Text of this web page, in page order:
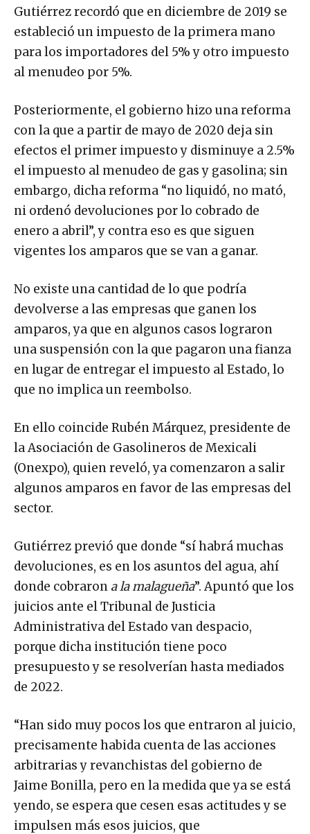
Gutiérrez recordó que en diciembre de 2019 se
estableció un impuesto de la primera mano
para los importadores del 5% y otro impuesto
al menudeo por 5%.
Posteriormente, el gobierno hizo una reforma
con la que a partir de mayo de 2020 deja sin
efectos el primer impuesto y disminuye a 2.5%
el impuesto al menudeo de gas y gasolina; sin
embargo, dicha reforma “no liquidó, no mató,
ni ordenó devoluciones por lo cobrado de
enero a abril”, y contra eso es que siguen
vigentes los amparos que se van a ganar.
No existe una cantidad de lo que podría
devolverse a las empresas que ganen los
amparos, ya que en algunos casos lograron
una suspensión con la que pagaron una fianza
en lugar de entregar el impuesto al Estado, lo
que no implica un reembolso.
En ello coincide Rubén Márquez, presidente de
la Asociación de Gasolineros de Mexicali
(Onexpo), quien reveló, ya comenzaron a salir
algunos amparos en favor de las empresas del
sector.
Gutiérrez previó que donde “sí habrá muchas
devoluciones, es en los asuntos del agua, ahí
donde cobraron a la malagueña”. Apuntó que los
juicios ante el Tribunal de Justicia
Administrativa del Estado van despacio,
porque dicha institución tiene poco
presupuesto y se resolverían hasta mediados
de 2022.
“Han sido muy pocos los que entraron al juicio,
precisamente habida cuenta de las acciones
arbitrarias y revanchistas del gobierno de
Jaime Bonilla, pero en la medida que ya se está
yendo, se espera que cesen esas actitudes y se
impulsen más esos juicios, que